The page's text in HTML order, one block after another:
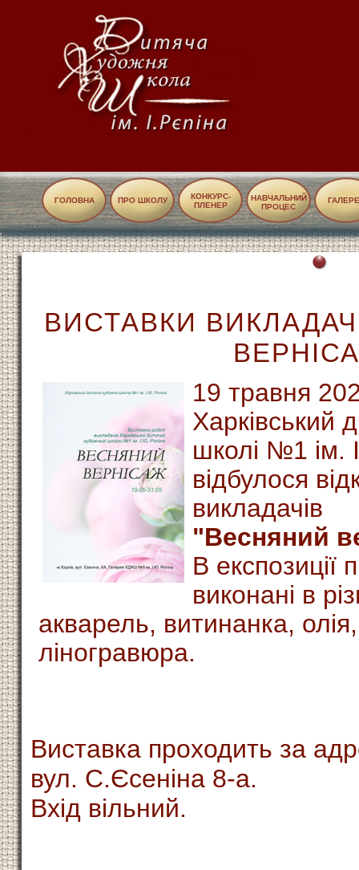
ГОЛОВНА ПРО ШКОЛУ
КОНКУРС-
ПЛЕНЕР
НАВЧАЛЬНИЙ
ПРОЦЕС
ВИСТАВКИ
19 травня
Харківський
школі №1 ім.
відбулося
викладачів
"Весняний
В експозиції
виконані в
акварель, витинанка,
ліногравюра.
Виставка проходить за
вул. С.Єсеніна 8-а.
Вхід вільний.